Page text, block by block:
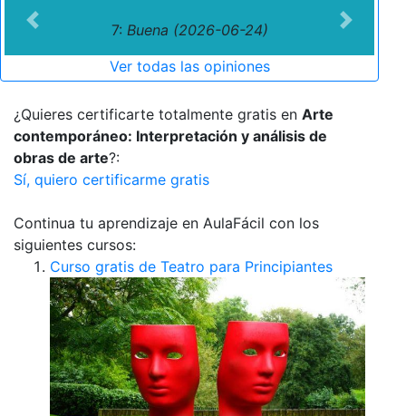
7: Buena (2026-06-24)
Previous Next
Ver todas las opiniones
¿Quieres certificarte totalmente gratis en Arte
contemporáneo: Interpretación y análisis de
obras de arte?:
Sí, quiero certificarme gratis
Continua tu aprendizaje en AulaFácil con los
siguientes cursos:
Curso gratis de Teatro para Principiantes